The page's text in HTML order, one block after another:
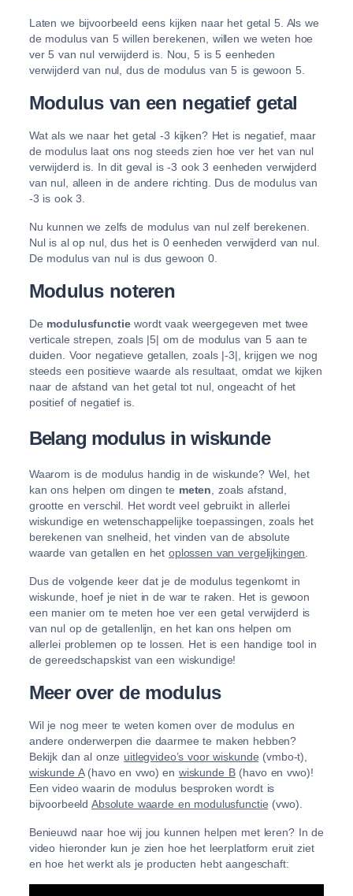
Laten we bijvoorbeeld eens kijken naar het getal 5. Als we
de modulus van 5 willen berekenen, willen we weten hoe
ver 5 van nul verwijderd is. Nou, 5 is 5 eenheden
verwijderd van nul, dus de modulus van 5 is gewoon 5.
Modulus van een negatief getal
Wat als we naar het getal -3 kijken? Het is negatief, maar
de modulus laat ons nog steeds zien hoe ver het van nul
verwijderd is. In dit geval is -3 ook 3 eenheden verwijderd
van nul, alleen in de andere richting. Dus de modulus van
-3 is ook 3.
Nu kunnen we zelfs de modulus van nul zelf berekenen.
Nul is al op nul, dus het is 0 eenheden verwijderd van nul.
De modulus van nul is dus gewoon 0.
Modulus noteren
De modulusfunctiewordt vaak weergegeven met twee
verticale strepen, zoals |5| om de modulus van 5 aan te
duiden. Voor negatieve getallen, zoals |-3|, krijgen we nog
steeds een positieve waarde als resultaat, omdat we kijken
naar de afstand van het getal tot nul, ongeacht of het
positief of negatief is.
Belang modulus in wiskunde
Waarom is de modulus handig in de wiskunde? Wel, het
kan ons helpen om dingen te meten , zoals afstand,
grootte en verschil. Het wordt veel gebruikt in allerlei
wiskundige en wetenschappelijke toepassingen, zoals het
berekenen van snelheid, het vinden van de absolute
waarde van getallen en hetoplossen van vergelijkingen
Dus de volgende keer dat je de modulus tegenkomt in
wiskunde, hoef je niet in de war te raken. Het is gewoon
een manier om te meten hoe ver een getal verwijderd is
van nul op de getallenlijn, en het kan ons helpen om
allerlei problemen op te lossen. Het is een handige tool in
de gereedschapskist van een wiskundige!
Meer over de modulus
Wil je nog meer te weten komen over de modulus en
andere onderwerpen die daarmee te maken hebben?
Bekijk dan al onze uitlegvideo’s voor wiskunde (vmbo-t),
wiskunde A(havo en vwo) en wiskunde B(havo en vwo)!
Een video waarin de modulus besproken wordt is
bijvoorbeeld Absolute waarde en modulusfunctie (vwo).
Benieuwd naar hoe wij jou kunnen helpen met leren? In de
video hieronder kun je zien hoe het leerplatform eruit ziet
en hoe het werkt als je producten hebt aangeschaft: